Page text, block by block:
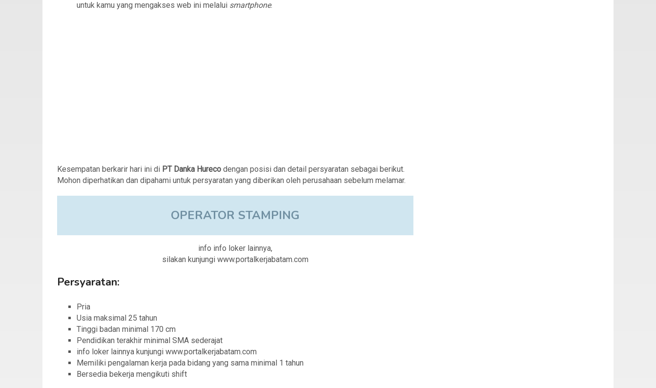
untuk kamu yang mengakses web ini melalui smartphone.
Kesempatan berkarir hari ini di PT Danka Hureco dengan posisi dan detail persyaratan sebagai berikut.
Mohon diperhatikan dan dipahami untuk persyaratan yang diberikan oleh perusahaan sebelum melamar.
OPERATOR STAMPING
info info loker lainnya,
silakan kunjungi www.portalkerjabatam.com
Persyaratan:
Pria
Usia maksimal 25 tahun
Tinggi badan minimal 170 cm
Pendidikan terakhir minimal SMA sederajat
info loker lainnya kunjungi www.portalkerjabatam.com
Memiliki pengalaman kerja pada bidang yang sama minimal 1 tahun
Bersedia bekerja mengikuti shift